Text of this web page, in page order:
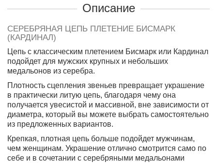
Описание
СЕРЕБРЯНАЯ ЦЕПЬ ПЛЕТЕНИЕ БИСМАРК
(КАРДИНАЛ)
Цепь с классическим плетением Бисмарк или Кардинал
подойдет для мужских крупных и небольших
медальонов из серебра.
Плотность сцепления звеньев превращает украшение
в практически литую цепь, благодаря чему она
получается увесистой и массивной, вне зависимости от
диаметра, который вы можете выбрать самостоятельно
из предложенных вариантов.
Крепкая, плотная цепь больше подойдет мужчинам,
чем женщинам. Украшение отлично смотрится само по
себе и в сочетании с серебряными медальонами